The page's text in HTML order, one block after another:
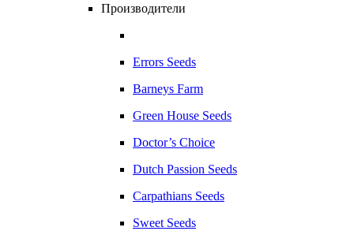
Производители
Errors Seeds
Barneys Farm
Green House Seeds
Doctor’s Choice
Dutch Passion Seeds
Carpathians Seeds
Sweet Seeds